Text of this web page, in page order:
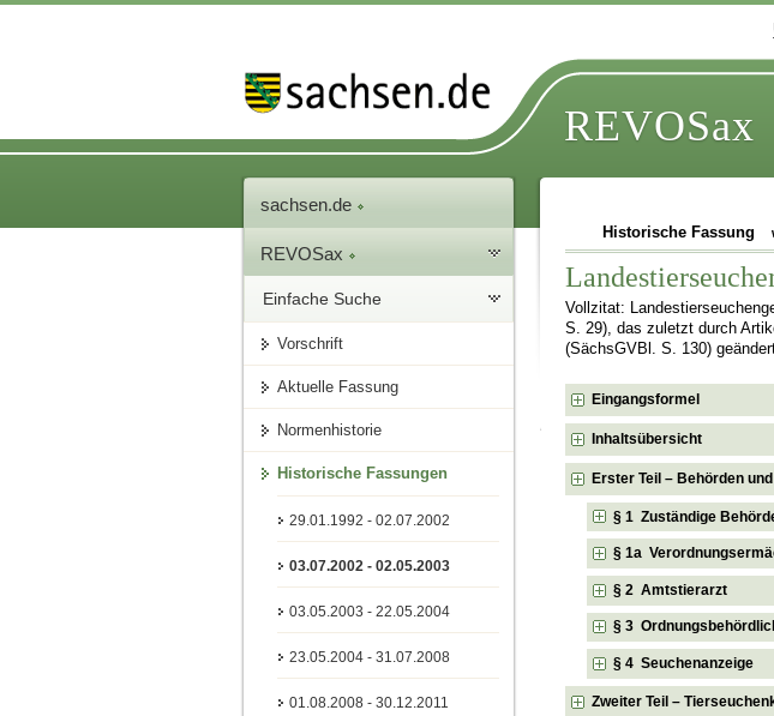
REVOSax
sachsen.de
REVOSax
Einfache Suche
Vorschrift
Aktuelle Fassung
Normenhistorie
Historische Fassungen
29.01.1992 - 02.07.2002
03.07.2002 - 02.05.2003
03.05.2003 - 22.05.2004
23.05.2004 - 31.07.2008
01.08.2008 - 30.12.2011
Historische Fassung
Vollzitat:
S. 29), das zuletzt durch
(SächsGVBl. S. 130)
Eingangsformel
Inhaltsübersicht
Erster Teil – Behörden
§ 1 Zuständige
§ 1a
§ 2 Amtstierarzt
§ 3
§ 4 Seuchenanzeige
Zweiter Teil –